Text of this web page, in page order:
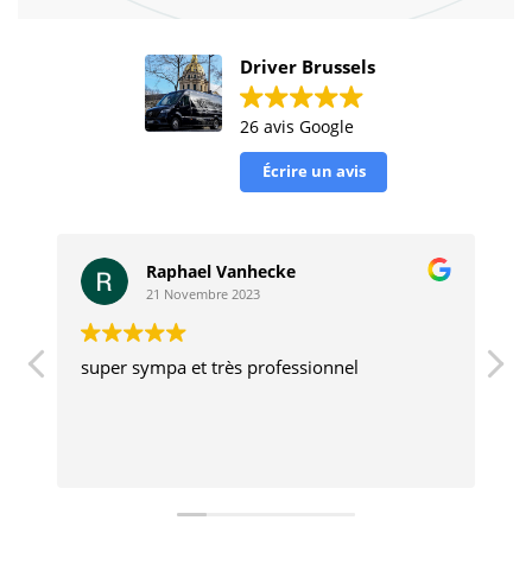
Driver Brussels
26 avis Google
Écrire un avis
Raphael Vanhecke
21 Novembre 2023
super sympa et très professionnel